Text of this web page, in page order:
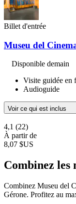
Billet d'entrée
Museu del
Disponible demain
Visite guidée en
Audioguide
Voir ce qui est inclus
4,1 (22)
À partir de
8,07 $US
Combinez les
Combinez Museu del
Gérone. Profitez au